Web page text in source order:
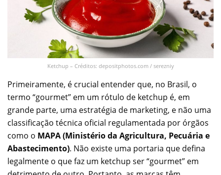
Ketchup – Créditos: depositphotos.com / serezniy
Primeiramente, é crucial entender que, no Brasil, o
termo “gourmet” em um rótulo de ketchup é, em
grande parte, uma estratégia de marketing, e não uma
classificação técnica oficial regulamentada por órgãos
como o MAPA (Ministério da Agricultura, Pecuária e
Abastecimento). Não existe uma portaria que defina
legalmente o que faz um ketchup ser “gourmet” em